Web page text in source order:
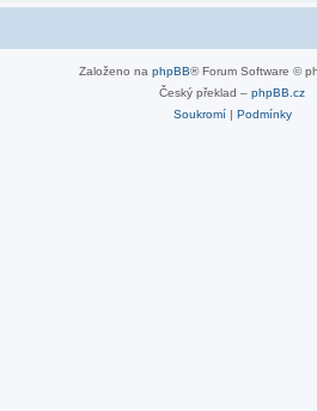
Založeno na phpBB® Forum Software ©
Český překlad – phpBB.cz
Soukromí| Podmínky